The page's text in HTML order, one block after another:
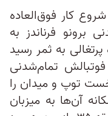
کار فوق‌العاده
فرناندز به
به ثمر رسید
تمام‌شدنی
توپ و میدان را
آن‌ها به میزبان